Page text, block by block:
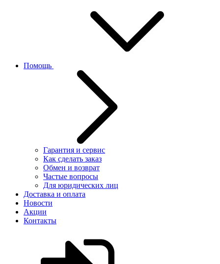
Помощь
Гарантия и сервис
Как сделать заказ
Обмен и возврат
Частые вопросы
Для юридических лиц
Доставка и оплата
Новости
Акции
Контакты